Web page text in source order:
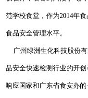
范学校食堂，作为2014年
食品安全管理水平。
广州绿洲生化科技股份有
品安全快速检测行业的开
响应国家和广东省食安办